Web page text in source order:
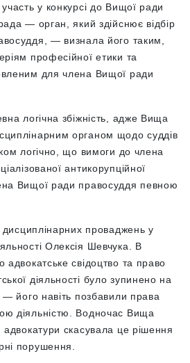
у конкурсі до Вищої ради
— орган, який здійснює відбір
— визнала його таким,
професійної етики та
для члена Вищої ради
логічна збіжність, адже Вища
органом щодо суддів
логічно, що вимоги до члена
антикорупційної
Вищої ради правосуддя певною
дисциплінарних проваджень у
Олексія Шевчука. В
адвокатське свідоцтво та право
діяльності було зупинено на
його навіть позбавили права
діяльністю. Водночас Вища
адвокатури скасувала це рішення
порушення.